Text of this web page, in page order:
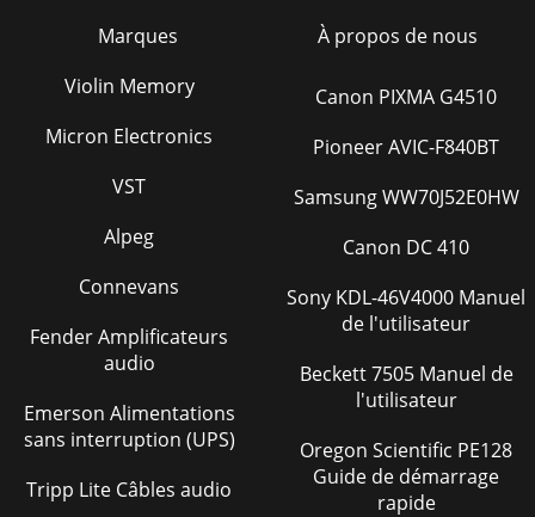
Marques
À propos de nous
Violin Memory
Micron Electronics
VST
Alpeg
Connevans
Fender Amplificateurs
audio
Emerson Alimentations
sans interruption (UPS)
Tripp Lite Câbles audio
Canon PIXMA G4510
Pioneer AVIC-F840BT
Samsung WW70J52E0HW
Canon DC 410
Sony KDL-46V4000 Manuel
de l'utilisateur
Beckett 7505 Manuel de
l'utilisateur
Oregon Scientific PE128
Guide de démarrage
rapide